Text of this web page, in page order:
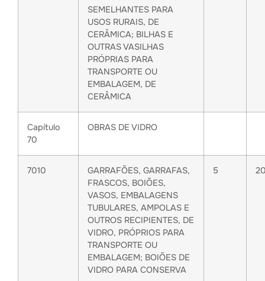
SEMELHANTES PARA
USOS RURAIS, DE
CERÂMICA; BILHAS E
OUTRAS VASILHAS
PRÓPRIAS PARA
TRANSPORTE OU
EMBALAGEM, DE
CERÂMICA
Capítulo
70
OBRAS DE VIDRO
7010
GARRAFÕES, GARRAFAS,
FRASCOS, BOIÕES,
VASOS, EMBALAGENS
TUBULARES, AMPOLAS E
OUTROS RECIPIENTES, DE
VIDRO, PRÓPRIOS PARA
TRANSPORTE OU
EMBALAGEM; BOIÕES DE
VIDRO PARA CONSERVA
5